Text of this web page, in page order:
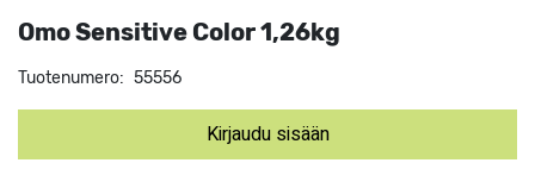
Omo Sensitive Color 1,26kg
Tuotenumero: 55556
Kirjaudu sisään